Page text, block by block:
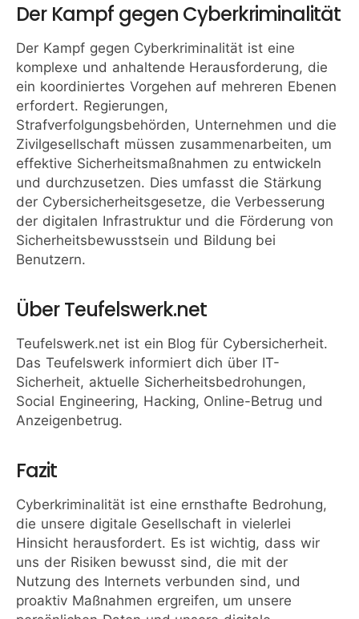
Der Kampf gegen Cyberkriminalität
Der Kampf gegen Cyberkriminalität ist eine
komplexe und anhaltende Herausforderung, die
ein koordiniertes Vorgehen auf mehreren Ebenen
erfordert. Regierungen,
Strafverfolgungsbehörden, Unternehmen und die
Zivilgesellschaft müssen zusammenarbeiten, um
effektive Sicherheitsmaßnahmen zu entwickeln
und durchzusetzen. Dies umfasst die Stärkung
der Cybersicherheitsgesetze, die Verbesserung
der digitalen Infrastruktur und die Förderung von
Sicherheitsbewusstsein und Bildung bei
Benutzern.
Über Teufelswerk.net
Teufelswerk.net ist ein Blog für Cybersicherheit.
Das Teufelswerk informiert dich über IT-
Sicherheit, aktuelle Sicherheitsbedrohungen,
Social Engineering, Hacking, Online-Betrug und
Anzeigenbetrug.
Fazit
Cyberkriminalität ist eine ernsthafte Bedrohung,
die unsere digitale Gesellschaft in vielerlei
Hinsicht herausfordert. Es ist wichtig, dass wir
uns der Risiken bewusst sind, die mit der
Nutzung des Internets verbunden sind, und
proaktiv Maßnahmen ergreifen, um unsere